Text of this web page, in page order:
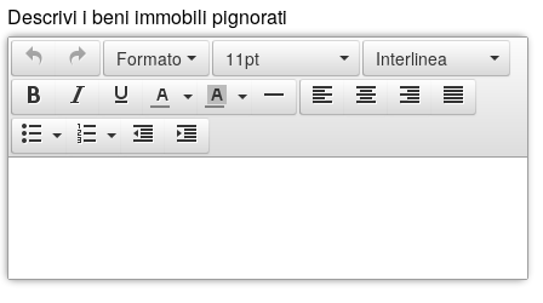
Descrivi i beni immobili pignorati
Formato 11pt Interlinea